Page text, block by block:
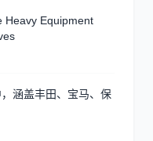
Heavy Equipment
涵盖丰田、宝马、保